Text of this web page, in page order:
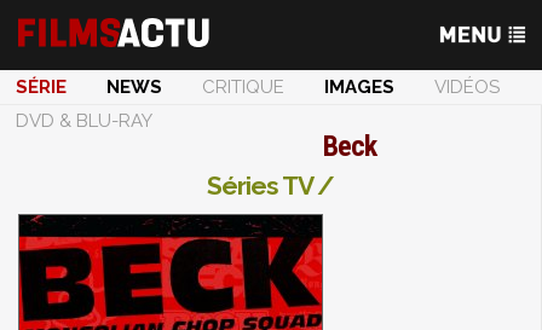
SÉRIE NEWS CRITIQUE IMAGES
VIDÉOS
DVD & BLU-RAY
Beck
Séries TV /